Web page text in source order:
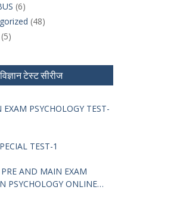
(6)
(48)
(5)
टेस्ट सीरीज
EXAM PSYCHOLOGY TEST-
TEST-1
AND MAIN EXAM
PSYCHOLOGY ONLINE